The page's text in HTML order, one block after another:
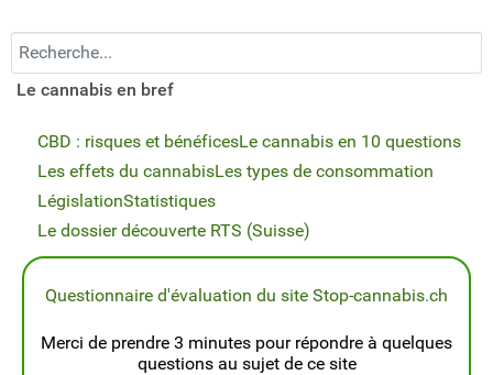
Recherchez...
Le cannabis en bref
CBD : risques et bénéficesLe cannabis en 10 questions
Les effets du cannabisLes types de consommation
LégislationStatistiques
Le dossier découverte RTS (Suisse)
Questionnaire d'évaluation du site Stop-cannabis.ch
Merci de prendre 3 minutes pour répondre à quelques
questions au sujet de ce site